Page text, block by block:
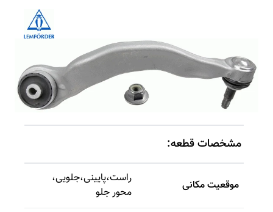
مشخصات قطعه:
موقعیت مکانی راست،پایینی،جلویی،
محور جلو